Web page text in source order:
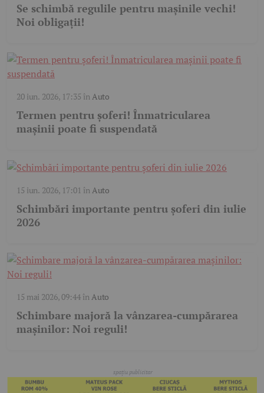
Se schimbă regulile pentru mașinile vechi!
Noi obligații!
20 iun. 2026, 17:35 în Auto
Termen pentru șoferi! Înmatricularea
mașinii poate fi suspendată
15 iun. 2026, 17:01 în Auto
Schimbări importante pentru șoferi din iulie
2026
15 mai 2026, 09:44în Auto
Schimbare majoră la vânzarea-cumpărarea
mașinilor: Noi reguli!